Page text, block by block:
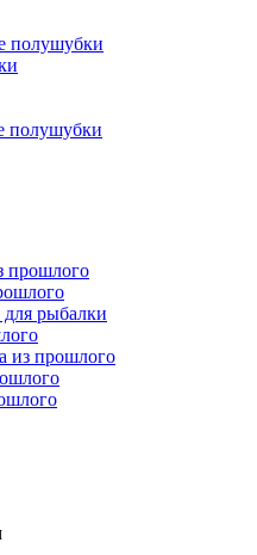
полушубки
полушубки
прошлого
рыбалки
из прошлого